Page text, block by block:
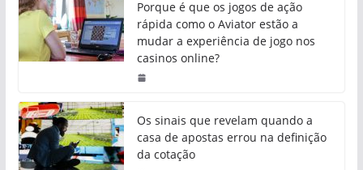
Porque é que os jogos de ação
rápida como o Aviator estão a
mudar a experiência de jogo nos
casinos online?
Os sinais que revelam quando a
casa de apostas errou na definição
da cotação